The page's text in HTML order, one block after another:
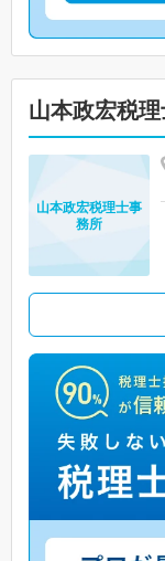
山本政宏税
山本政宏税理士事
務所